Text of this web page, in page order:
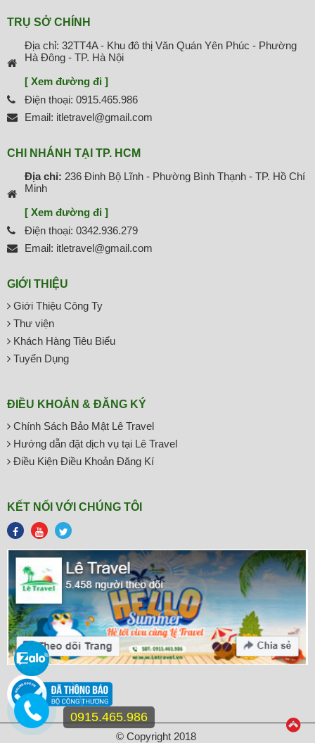
TRỤ SỞ CHÍNH
Địa chỉ: 32TT4A - Khu đô thị Văn Quán Yên Phúc - Phường
Hà Đông - TP. Hà Nội
[ Xem đường đi ]
Điện thoại: 0915.465.986
Email: itletravel@gmail.com
CHI NHÁNH TẠI TP. HCM
Địa chỉ: 236 Đinh Bộ Lĩnh - Phường Bình Thạnh - TP. Hồ Chí
Minh
[ Xem đường đi ]
Điện thoại: 0342.936.279
Email: itletravel@gmail.com
GIỚI THIỆU
Giới Thiệu Công Ty
Thư viện
Khách Hàng Tiêu Biểu
Tuyển Dụng
ĐIỀU KHOẢN & ĐĂNG KÝ
Chính Sách Bảo Mật Lê Travel
Hướng dẫn đặt dịch vụ tại Lê Travel
Điều Kiện Điều Khoản Đăng Kí
KẾT NỐI VỚI CHÚNG TÔI
© Copyright 2018
0915.465.986